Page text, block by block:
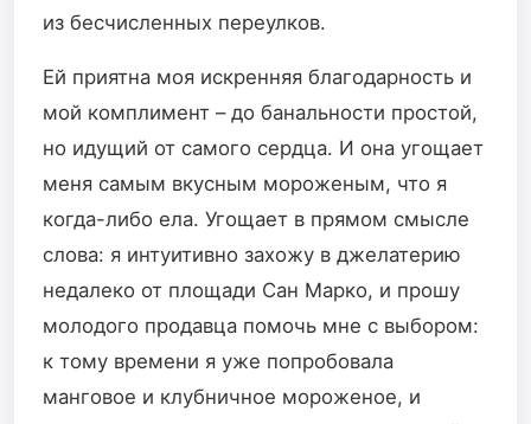
из бесчисленных переулков.
Ей приятна моя искренняя благодарность и
мой комплимент – до банальности простой,
но идущий от самого сердца. И она угощает
меня самым вкусным мороженым, что я
когда-либо ела. Угощает в прямом смысле
слова: я интуитивно захожу в джелатерию
недалеко от площади Сан Марко, и прошу
молодого продавца помочь мне с выбором:
к тому времени я уже попробовала
манговое и клубничное мороженое, и